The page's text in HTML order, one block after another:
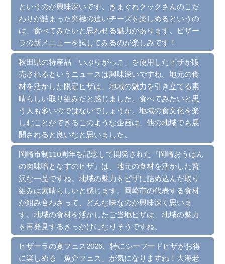
というのが興味深いです。きまぐれクックさんのこだ
わりが詰まった究極の追いチーズを楽しめるというの
は、食べてみたいと思わせる魅力があります。ピザー
ラの新メニューを試してみるのが楽しみです！
秋田県の特産品「いぶりがっこ」を使用したピザが販
売されるというニュースは興味深いですね。地元の食
材を活かした限定ピザは、地域の魅力を引き立てる素
晴らしい取り組みだと感じました。食べてみたいと思
う人も多いのではないでしょうか。地域の食文化を楽
しむことができるこのような企画は、他の地域でも展
開されると良いなと思いました。
岡崎市制110周年を記念して開発された『岡崎おうはん
の肉味噌となすのピザ』は、地元の食材を活かした贅
沢な一品ですね。地域の魅力をピザに詰め込んだ取り
組みは素晴らしいと感じます。岡崎市の代表する食材
が組み合わさって、どんな味なのか興味深く思いま
す。地域の食材を活かしたご当地ピザは、地域の魅力
を再発見するきっかけになりそうですね。
ピザーラの夏フェス2026、特にシーフードピザがお得
に楽しめる「魚介フェス」が気になりますね！大海老